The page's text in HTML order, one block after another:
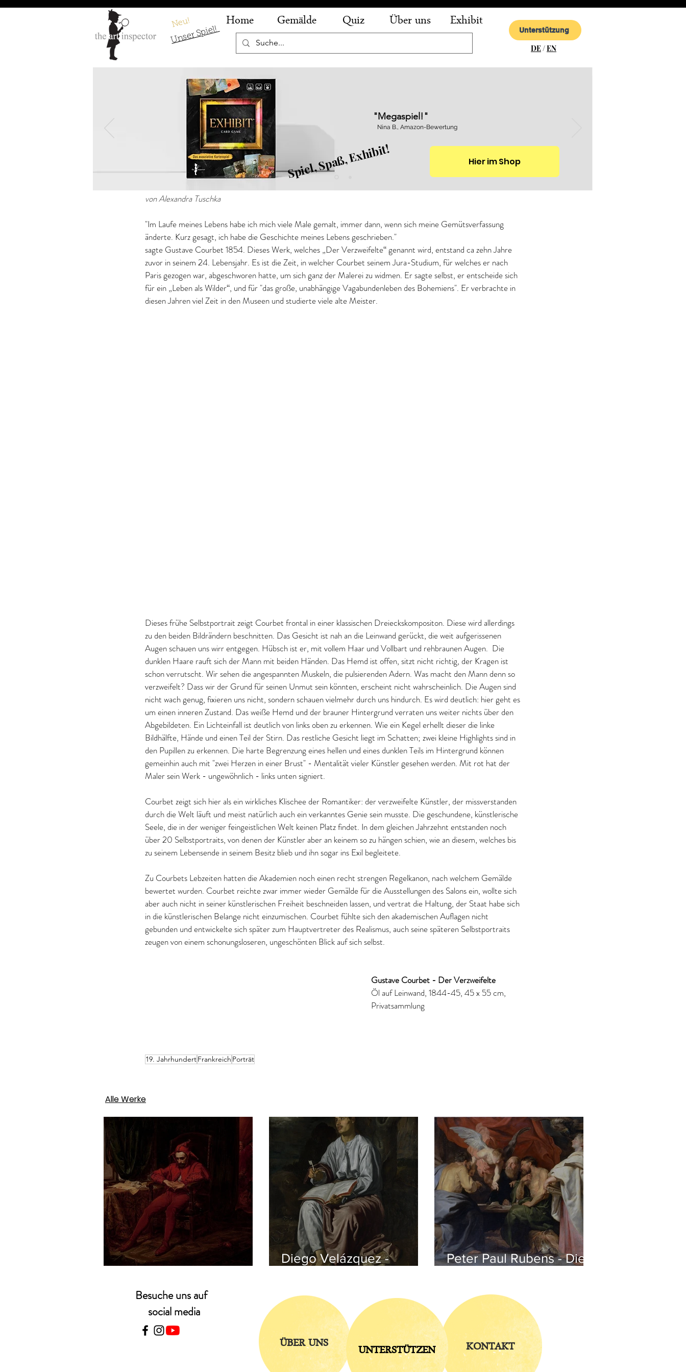
Home Gemälde Quiz Über uns Exhibit
Unser Spiel!
Neu!
DE/EN
Unterstützung
Gustave Courbet - Der Verzweifelte
von Alexandra Tuschka
"Im Laufe meines Lebens habe ich mich viele Male gemalt, immer dann, wenn sich meine Gemütsverfassung
änderte. Kurz gesagt, ich habe die Geschichte meines Lebens geschrieben."
sagte Gustave Courbet 1854. Dieses Werk, welches „Der Verzweifelte“ genannt wird, entstand ca zehn Jahre
zuvor in seinem 24. Lebensjahr. Es ist die Zeit, in welcher Courbet seinem Jura-Studium, für welches er nach
Paris gezogen war, abgeschworen hatte, um sich ganz der Malerei zu widmen. Er sagte selbst, er entscheide sich
für ein „Leben als Wilder“, und für "das große, unabhängige Vagabundenleben des Bohemiens". Er verbrachte in
diesen Jahren viel Zeit in den Museen und studierte viele alte Meister.
Dieses frühe Selbstportrait zeigt Courbet frontal in einer klassischen Dreieckskompositon. Diese wird allerdings
zu den beiden Bildrändern beschnitten. Das Gesicht ist nah an die Leinwand gerückt, die weit aufgerissenen
Augen schauen uns wirr entgegen. Hübsch ist er, mit vollem Haar und Vollbart und rehbraunen Augen.  Die
dunklen Haare rauft sich der Mann mit beiden Händen. Das Hemd ist offen, sitzt nicht richtig, der Kragen ist
schon verrutscht. Wir sehen die angespannten Muskeln, die pulsierenden Adern. Was macht den Mann denn so
verzweifelt? Dass wir der Grund für seinen Unmut sein könnten, erscheint nicht wahrscheinlich. Die Augen sind
nicht wach genug, fixieren uns nicht, sondern schauen vielmehr durch uns hindurch. Es wird deutlich: hier geht es
um einen inneren Zustand. Das weiße Hemd und der brauner Hintergrund verraten uns weiter nichts über den
Abgebildeten. Ein Lichteinfall ist deutlich von links oben zu erkennen. Wie ein Kegel erhellt dieser die linke
Bildhälfte, Hände und einen Teil der Stirn. Das restliche Gesicht liegt im Schatten; zwei kleine Highlights sind in
den Pupillen zu erkennen. Die harte Begrenzung eines hellen und eines dunklen Teils im Hintergrund können
gemeinhin auch mit "zwei Herzen in einer Brust" - Mentalität vieler Künstler gesehen werden. Mit rot hat der
Maler sein Werk - ungewöhnlich - links unten signiert.
Courbet zeigt sich hier als ein wirkliches Klischee der Romantiker: der verzweifelte Künstler, der missverstanden
durch die Welt läuft und meist natürlich auch ein verkanntes Genie sein musste. Die geschundene, künstlerische
Seele, die in der weniger feingeistlichen Welt keinen Platz findet. In dem gleichen Jahrzehnt entstanden noch
über 20 Selbstportraits, von denen der Künstler aber an keinem so zu hängen schien, wie an diesem, welches bis
zu seinem Lebensende in seinem Besitz blieb und ihn sogar ins Exil begleitete.
Zu Courbets Lebzeiten hatten die Akademien noch einen recht strengen Regelkanon, nach welchem Gemälde
bewertet wurden. Courbet reichte zwar immer wieder Gemälde für die Ausstellungen des Salons ein, wollte sich
aber auch nicht in seiner künstlerischen Freiheit beschneiden lassen, und vertrat die Haltung, der Staat habe sich
in die künstlerischen Belange nicht einzumischen. Courbet fühlte sich den akademischen Auflagen nicht
gebunden und entwickelte sich später zum Hauptvertreter des Realismus, auch seine späteren Selbstportraits
zeugen von einem schonungsloseren, ungeschönten Blick auf sich selbst.
Gustave Courbet - Der Verzweifelte
Öl auf Leinwand, 1844-45, 45 x 55 cm,
Privatsammlung
19. JahrhundertFrankreich Porträt
"Megaspiel!"
Nina B., Amazon-Bewertung
Spiel, Spaß, Exhibit! Hier im Shop
Alle Werke
Jan Matejko – Stańczyk
Diego Velázquez -
Peter Paul Rubens - Die
Besuche uns auf
social media
ÜBER UNS UNTERSTÜTZEN KONTAKT